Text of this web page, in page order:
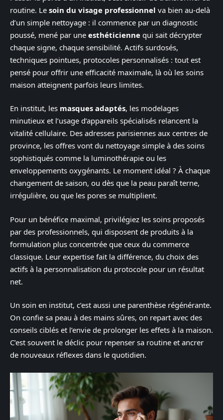
routine. Le soin du visage professionnel va bien au-delà
d’un simple nettoyage : il commence par un diagnostic
poussé, mené par une esthéticienne qui sait décrypter
chaque signe, chaque sensibilité. Actifs surdosés,
techniques pointues, protocoles personnalisés : tout est
pensé pour offrir une efficacité maximale, là où les soins
maison atteignent parfois leurs limites.
En institut, les masques adaptés, les modelages
minutieux et l’usage d’appareils spécialisés relancent la
vitalité cellulaire. Des adresses parisiennes aux centres de
province, les offres vont du nettoyage simple à des soins
sophistiqués comme la luminothérapie ou les
enveloppements oxygénants. Le moment idéal ? À chaque
changement de saison, ou dès que la peau paraît terne,
irrégulière, ou que les pores se multiplient.
Pour un bénéfice maximal, privilégiez les soins proposés
par des professionnels, qui disposent de produits à la
formulation plus concentrée que ceux du commerce
classique. Leur expertise fait la différence, du choix des
actifs à la personnalisation du protocole pour un résultat
net.
Un soin en institut, c’est aussi une parenthèse régénérante.
On confie sa peau à des mains sûres, on repart avec des
conseils ciblés et l’envie de prolonger les effets à la maison.
C’est souvent le déclic pour repenser sa routine et ancrer
de nouveaux réflexes dans le quotidien.